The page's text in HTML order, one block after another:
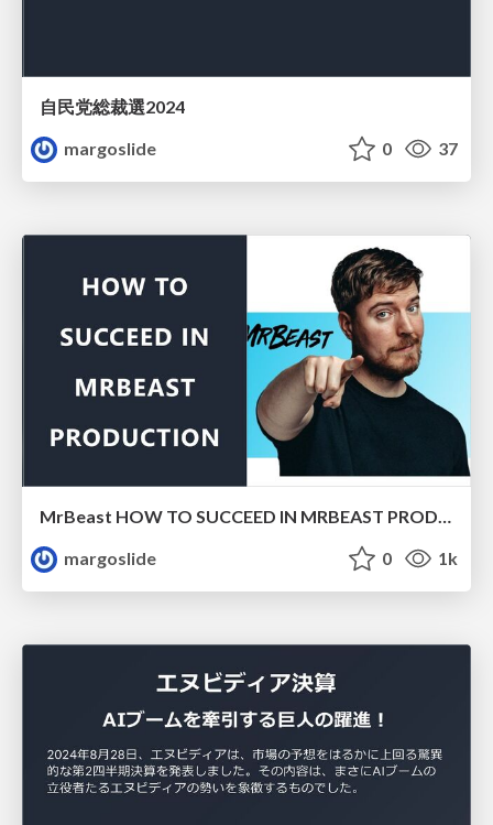
自民党総裁選2024
margoslide
0 37
MrBeast HOW TO SUCCEED IN MRBEAST PRODUCTION
margoslide
0 1k